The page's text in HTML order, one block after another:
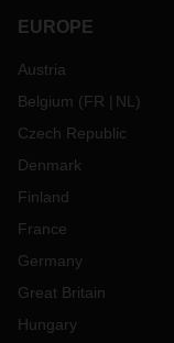
EUROPE
Austria
Belgium (FR NL )
Czech Republic
Denmark
Finland
France
Germany
Great Britain
Hungary